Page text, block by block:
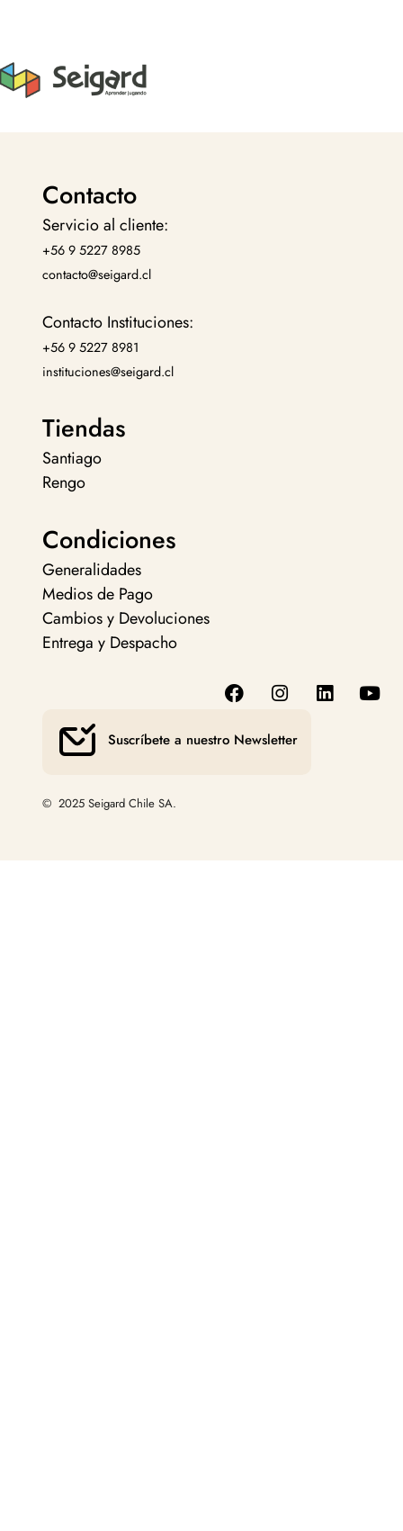
Contacto
Servicio al cliente:
+56 9 5227 8985
contacto@seigard.cl
Contacto Instituciones:
+56 9 5227 8981
instituciones@seigard.cl
Tiendas
Santiago
Rengo
Condiciones
Generalidades
Medios de Pago
Cambios y Devoluciones
Entrega y Despacho
Suscríbete a nuestro Newsletter
© 2025 Seigard Chile SA.